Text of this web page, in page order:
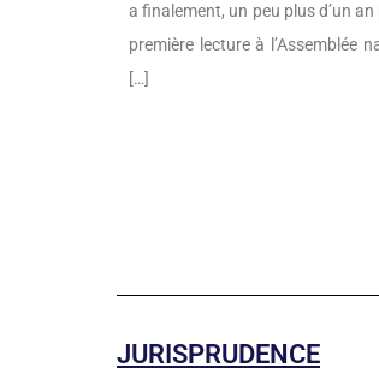
a finalement, un peu plus d’un
première lecture à l’Assemblée
[…]
JURISPRUDENCE